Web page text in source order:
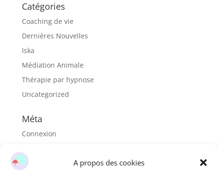
A propos des cookies
Catégories
Coaching de vie
Dernières Nouvelles
Iska
Médiation Animale
Thérapie par hypnose
Uncategorized
Méta
Connexion
Flux des commentaires